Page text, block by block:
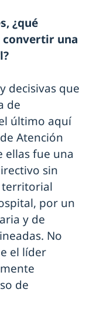
¿qué
convertir una
decisivas que
de
último aquí
Atención
ellas fue una
sin
territorial
por un
y de
No
el líder
de